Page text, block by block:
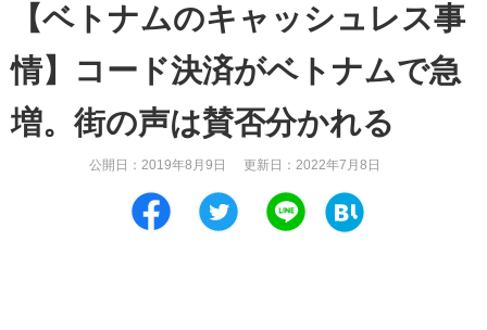
【ベトナムのキャッシュレス事
情】コード決済がベトナムで急
増。街の声は賛否分かれる
公開日： 2019年8月9日 更新日： 2022年7月8日